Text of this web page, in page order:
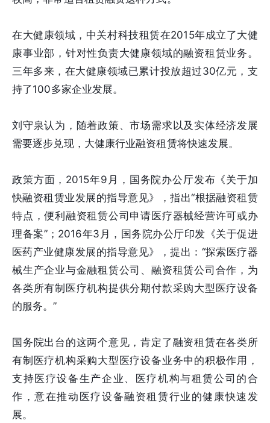
在大健康领域，中关村科技租赁在2015年成立了大健
康事业部，针对性负责大健康领域的融资租赁业务。
三年多来，在大健康领域已累计投放超过30亿元，支
持了100多家企业发展。
刘守泉认为，随着政策、市场需求以及实体经济发展
需要逐步兑现，大健康行业融资租赁将快速发展。
政策方面，2015年9月，国务院办公厅发布《关于加
快融资租赁业发展的指导意见》，指出“根据融资租赁
特点，便利融资租赁公司申请医疗器械经营许可或办
理备案”；2016年3月，国务院办公厅印发《关于促进
医药产业健康发展的指导意见》，提出：“探索医疗器
械生产企业与金融租赁公司、融资租赁公司合作，为
各类所有制医疗机构提供分期付款采购大型医疗设备
的服务。”
国务院出台的这两个意见，肯定了融资租赁在各类所
有制医疗机构采购大型医疗设备业务中的积极作用，
支持医疗设备生产企业、医疗机构与租赁公司的合
作，意在推动医疗设备融资租赁行业的健康快速发
展。